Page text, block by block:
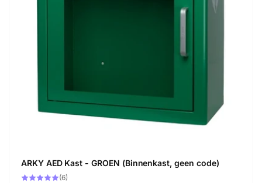
ARKY AED Kast - GROEN (Binnenkast, geen code)
(6)